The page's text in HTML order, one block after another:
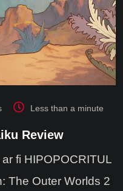
Less than a minute
Review
fi HIPOPOCRITUL
The Outer Worlds 2